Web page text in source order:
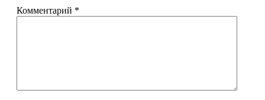
Комментарий *